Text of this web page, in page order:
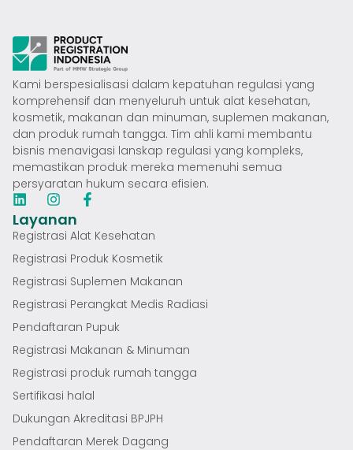
Kami berspesialisasi dalam kepatuhan regulasi yang
komprehensif dan menyeluruh untuk alat kesehatan,
kosmetik, makanan dan minuman, suplemen makanan,
dan produk rumah tangga. Tim ahli kami membantu
bisnis menavigasi lanskap regulasi yang kompleks,
memastikan produk mereka memenuhi semua
persyaratan hukum secara efisien.
Layanan
Registrasi Alat Kesehatan
Registrasi Produk Kosmetik
Registrasi Suplemen Makanan
Registrasi Perangkat Medis Radiasi
Pendaftaran Pupuk
Registrasi Makanan & Minuman
Registrasi produk rumah tangga
Sertifikasi halal
Dukungan Akreditasi BPJPH
Pendaftaran Merek Dagang